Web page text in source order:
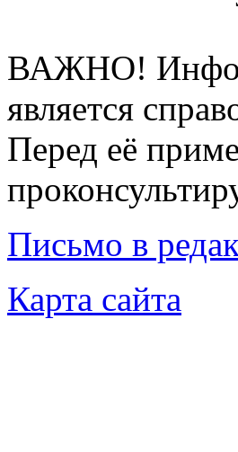
ВАЖНО!
является
Перед её
Письмо в
Карта сайта